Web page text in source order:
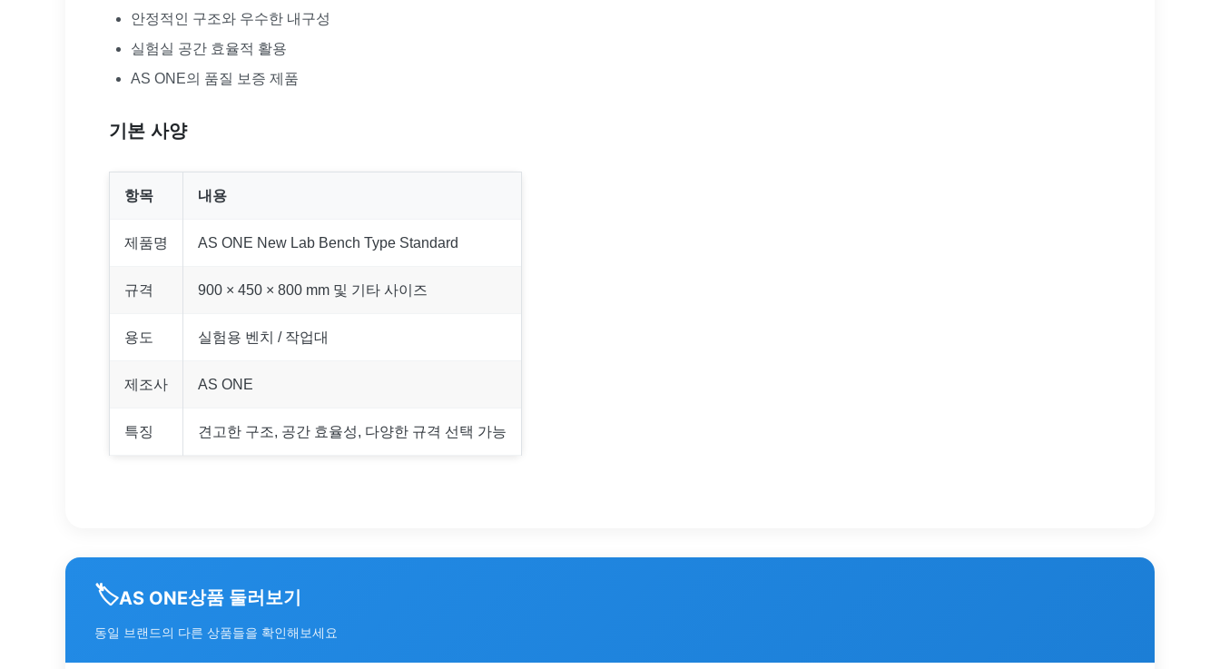
안정적인 구조와 우수한 내구성
실험실 공간 효율적 활용
AS ONE의 품질 보증 제품
기본 사양
항목 내용
제품명 AS ONE New Lab Bench Type Standard
규격 900 × 450 × 800 mm 및 기타 사이즈
용도 실험용 벤치 / 작업대
제조사 AS ONE
특징 견고한 구조, 공간 효율성, 다양한 규격 선택 가능
🏷️AS ONE상품 둘러보기
동일 브랜드의 다른 상품들을 확인해보세요